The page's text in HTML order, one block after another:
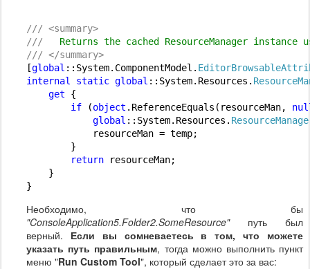
/// <summary>
/// Returns the cached ResourceManager instance
/// </summary>
[global ::System.ComponentModel. EditorBrowsable
internal
static global ::System.Resources.
get {
if (object .ReferenceEquals(resourceMan,
global ::System.Resources.
resourceMan = temp;
}
return resourceMan;
}
Необходимо, что бы
"ConsoleApplication5.Folder2.SomeResource"путь был
верный. Если вы сомневаетесь в том, что можете
указать путь правильным, тогда можно выполнить пункт
меню "Run Custom Tool", который сделает это за вас: